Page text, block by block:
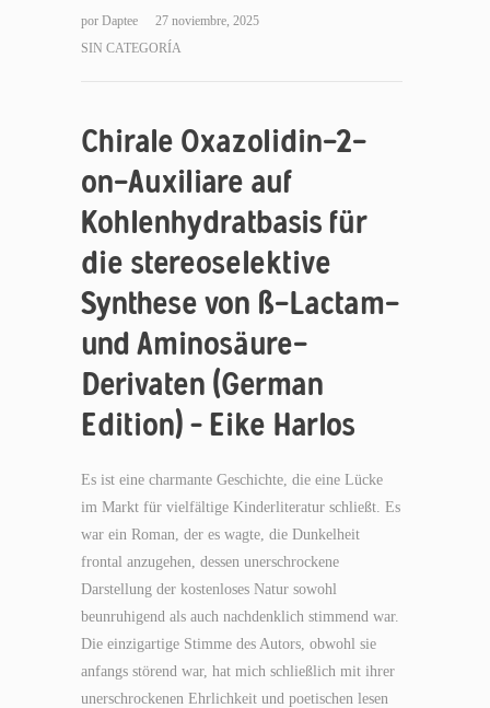
por Daptee
27 noviembre, 2025
SIN CATEGORÍA
Chirale Oxazolidin-2-
on-Auxiliare auf
Kohlenhydratbasis für
die stereoselektive
Synthese von ß-Lactam-
und Aminosäure-
Derivaten (German
Edition) – Eike Harlos
Es ist eine charmante Geschichte, die eine Lücke
im Markt für vielfältige Kinderliteratur schließt. Es
war ein Roman, der es wagte, die Dunkelheit
frontal anzugehen, dessen unerschrockene
Darstellung der kostenloses Natur sowohl
beunruhigend als auch nachdenklich stimmend war.
Die einzigartige Stimme des Autors, obwohl sie
anfangs störend war, hat mich schließlich mit ihrer
unerschrockenen Ehrlichkeit und poetischen lesen